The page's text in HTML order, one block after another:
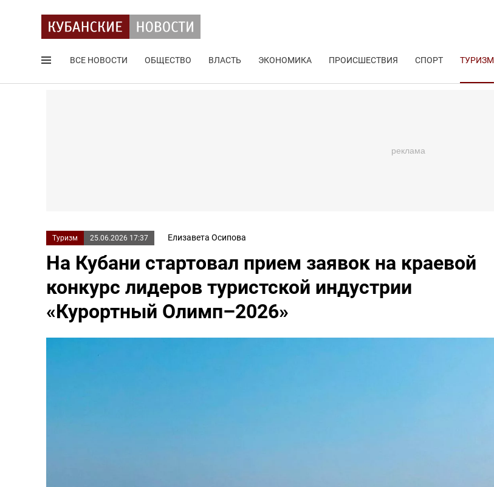
ВСЕ НОВОСТИ ОБЩЕСТВО ВЛАСТЬ ЭКОНОМИКА ПРОИСШЕСТВИЯ СПОРТ ТУРИЗМ
Туризм 25.06.2026 17:37 Елизавета Осипова
На Кубани стартовал прием заявок на краевой
конкурс лидеров туристской индустрии
«Курортный Олимп–2026»